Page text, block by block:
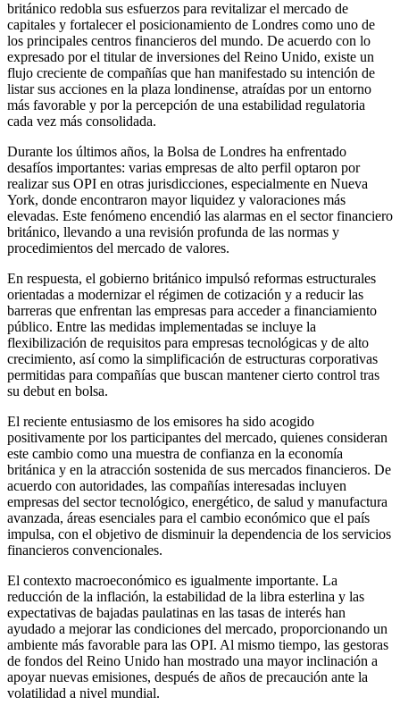
británico redobla sus esfuerzos para revitalizar el mercado de
capitales y fortalecer el posicionamiento de Londres como uno de
los principales centros financieros del mundo. De acuerdo con lo
expresado por el titular de inversiones del Reino Unido, existe un
flujo creciente de compañías que han manifestado su intención de
listar sus acciones en la plaza londinense, atraídas por un entorno
más favorable y por la percepción de una estabilidad regulatoria
cada vez más consolidada.
Durante los últimos años, la Bolsa de Londres ha enfrentado
desafíos importantes: varias empresas de alto perfil optaron por
realizar sus OPI en otras jurisdicciones, especialmente en Nueva
York, donde encontraron mayor liquidez y valoraciones más
elevadas. Este fenómeno encendió las alarmas en el sector financiero
británico, llevando a una revisión profunda de las normas y
procedimientos del mercado de valores.
En respuesta, el gobierno británico impulsó reformas estructurales
orientadas a modernizar el régimen de cotización y a reducir las
barreras que enfrentan las empresas para acceder a financiamiento
público. Entre las medidas implementadas se incluye la
flexibilización de requisitos para empresas tecnológicas y de alto
crecimiento, así como la simplificación de estructuras corporativas
permitidas para compañías que buscan mantener cierto control tras
su debut en bolsa.
El reciente entusiasmo de los emisores ha sido acogido
positivamente por los participantes del mercado, quienes consideran
este cambio como una muestra de confianza en la economía
británica y en la atracción sostenida de sus mercados financieros. De
acuerdo con autoridades, las compañías interesadas incluyen
empresas del sector tecnológico, energético, de salud y manufactura
avanzada, áreas esenciales para el cambio económico que el país
impulsa, con el objetivo de disminuir la dependencia de los servicios
financieros convencionales.
El contexto macroeconómico es igualmente importante. La
reducción de la inflación, la estabilidad de la libra esterlina y las
expectativas de bajadas paulatinas en las tasas de interés han
ayudado a mejorar las condiciones del mercado, proporcionando un
ambiente más favorable para las OPI. Al mismo tiempo, las gestoras
de fondos del Reino Unido han mostrado una mayor inclinación a
apoyar nuevas emisiones, después de años de precaución ante la
volatilidad a nivel mundial.